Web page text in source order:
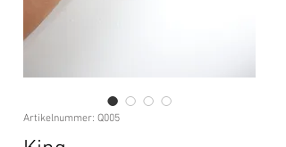
Artikelnummer: Q005